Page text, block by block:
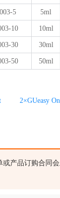
5 5ml
10 10ml
30 30ml
50 50ml
2×GUeasy
或产品订购合同